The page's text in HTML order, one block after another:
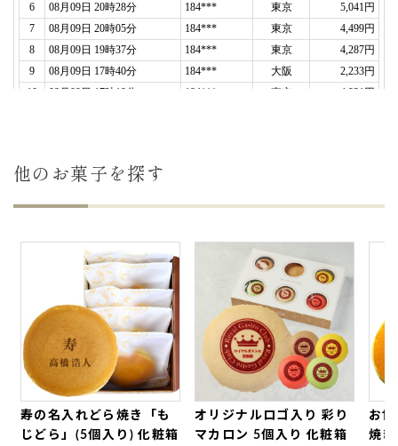
他のお菓子を探す
寿の名入れどら焼き「も
じどら」(5個入り) 化粧箱
オリジナルロゴ入り 彩り
マカロン 5個入り 化粧箱
お
焼